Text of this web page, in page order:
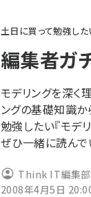
ン
く
ず
土日に買って勉強した
編集者ガ
モデリングを深く
ングの基礎知識か
勉強したい『モデ
ぜひ一緒に読んで
Think IT編集部
2008年4月5日